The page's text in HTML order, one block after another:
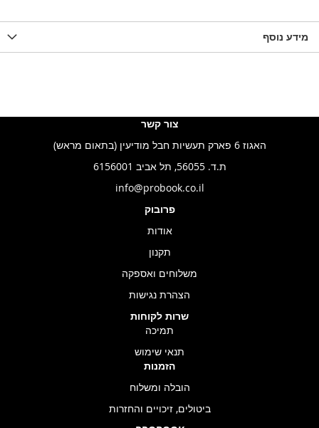
מידע נוסף
צור קשר
האגוז 6 פארק תעשיות חבל מודיעין (בתאום מראש)
ת.ד. 56055, תל אביב 6156001
info@probook.co.il
פרובוק
אודות
תקנון
משלוחים ואספקה
הצהרת נגישות
שרות לקוחות
תמיכה
תנאי שימוש
הזמנות
הובלה ומשלוח
ביטולים, זיכויים והחזרות